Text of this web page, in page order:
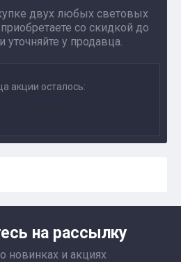
двух любых световых
со скидкой до
уточняйте у продавца.
акции осталось:
на рассылку
новинках и акциях